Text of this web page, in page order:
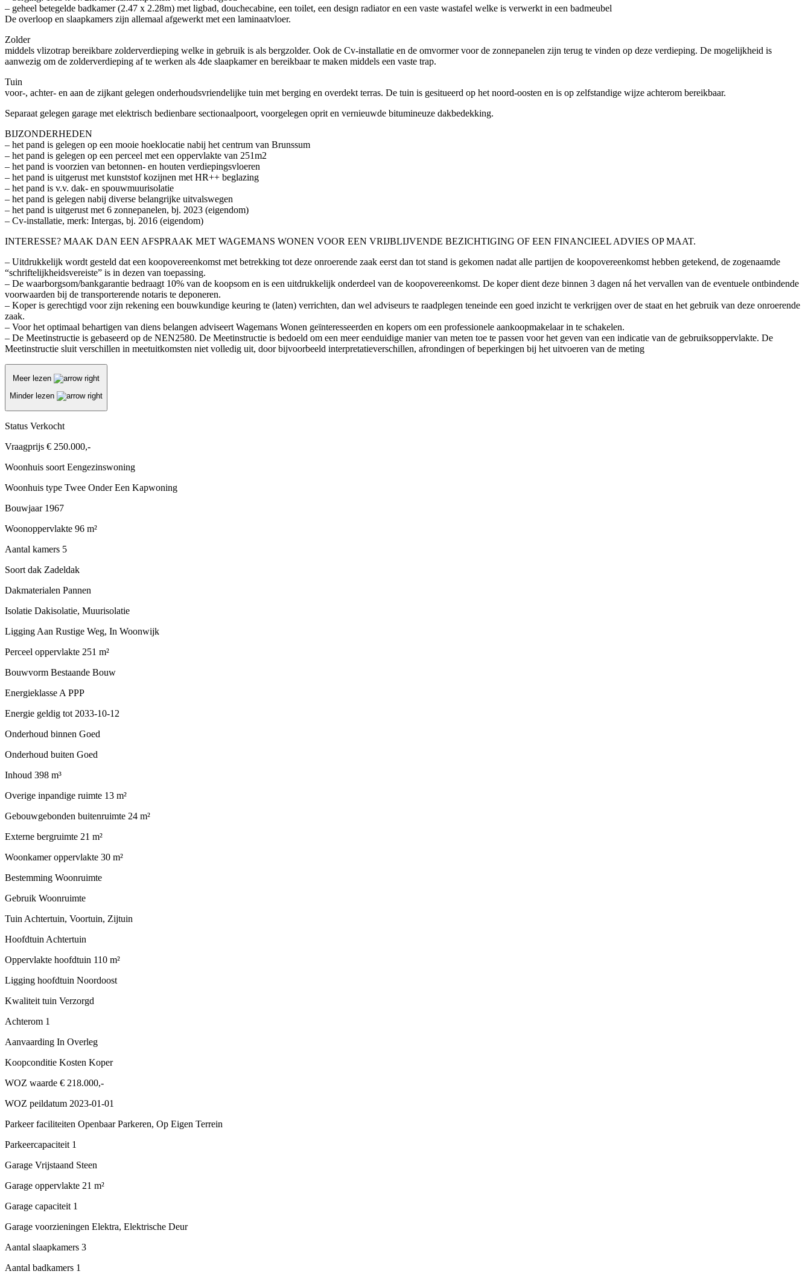
– geheel betegelde badkamer (2.47 x 2.28m) met ligbad, douchecabine, een toilet, een design radiator en een vaste wastafel welke is verwerkt in een badmeubel
De overloop en slaapkamers zijn allemaal afgewerkt met een laminaatvloer.
Zolder
middels vlizotrap bereikbare zolderverdieping welke in gebruik is als bergzolder. Ook de Cv-installatie en de omvormer voor de zonnepanelen zijn terug te vinden op deze verdieping. De mogelijkheid is
aanwezig om de zolderverdieping af te werken als 4de slaapkamer en bereikbaar te maken middels een vaste trap.
Tuin
voor-, achter- en aan de zijkant gelegen onderhoudsvriendelijke tuin met berging en overdekt terras. De tuin is gesitueerd op het noord-oosten en is op zelfstandige wijze achterom bereikbaar.
Separaat gelegen garage met elektrisch bedienbare sectionaalpoort, voorgelegen oprit en vernieuwde bitumineuze dakbedekking.
BIJZONDERHEDEN
– het pand is gelegen op een mooie hoeklocatie nabij het centrum van Brunssum
– het pand is gelegen op een perceel met een oppervlakte van 251m2
– het pand is voorzien van betonnen- en houten verdiepingsvloeren
– het pand is uitgerust met kunststof kozijnen met HR++ beglazing
– het pand is v.v. dak- en spouwmuurisolatie
– het pand is gelegen nabij diverse belangrijke uitvalswegen
– het pand is uitgerust met 6 zonnepanelen, bj. 2023 (eigendom)
– Cv-installatie, merk: Intergas, bj. 2016 (eigendom)
INTERESSE? MAAK DAN EEN AFSPRAAK MET WAGEMANS WONEN VOOR EEN VRIJBLIJVENDE BEZICHTIGING OF EEN FINANCIEEL ADVIES OP MAAT.
– Uitdrukkelijk wordt gesteld dat een koopovereenkomst met betrekking tot deze onroerende zaak eerst dan tot stand is gekomen nadat alle partijen de koopovereenkomst hebben getekend, de zogenaamde
“schriftelijkheidsvereiste” is in dezen van toepassing.
– De waarborgsom/bankgarantie bedraagt 10% van de koopsom en is een uitdrukkelijk onderdeel van de koopovereenkomst. De koper dient deze binnen 3 dagen ná het vervallen van de eventuele ontbindende
voorwaarden bij de transporterende notaris te deponeren.
– Koper is gerechtigd voor zijn rekening een bouwkundige keuring te (laten) verrichten, dan wel adviseurs te raadplegen teneinde een goed inzicht te verkrijgen over de staat en het gebruik van deze onroerende
zaak.
– Voor het optimaal behartigen van diens belangen adviseert Wagemans Wonen geïnteresseerden en kopers om een professionele aankoopmakelaar in te schakelen.
– De Meetinstructie is gebaseerd op de NEN2580. De Meetinstructie is bedoeld om een meer eenduidige manier van meten toe te passen voor het geven van een indicatie van de gebruiksoppervlakte. De
Meetinstructie sluit verschillen in meetuitkomsten niet volledig uit, door bijvoorbeeld interpretatieverschillen, afrondingen of beperkingen bij het uitvoeren van de meting
Meer lezen
Minder lezen
Status Verkocht
Vraagprijs € 250.000,-
Woonhuis soort Eengezinswoning
Woonhuis type Twee Onder Een Kapwoning
Bouwjaar 1967
Woonoppervlakte 96 m²
Aantal kamers 5
Soort dak Zadeldak
Dakmaterialen Pannen
Isolatie Dakisolatie, Muurisolatie
Ligging Aan Rustige Weg, In Woonwijk
Perceel oppervlakte 251 m²
Bouwvorm Bestaande Bouw
Energieklasse A PPP
Energie geldig tot 2033-10-12
Onderhoud binnen Goed
Onderhoud buiten Goed
Inhoud 398 m³
Overige inpandige ruimte 13 m²
Gebouwgebonden buitenruimte 24 m²
Externe bergruimte 21 m²
Woonkamer oppervlakte 30 m²
Bestemming Woonruimte
Gebruik Woonruimte
Tuin Achtertuin, Voortuin, Zijtuin
Hoofdtuin Achtertuin
Oppervlakte hoofdtuin 110 m²
Ligging hoofdtuin Noordoost
Kwaliteit tuin Verzorgd
Achterom 1
Aanvaarding In Overleg
Koopconditie Kosten Koper
WOZ waarde € 218.000,-
WOZ peildatum 2023-01-01
Parkeer faciliteiten Openbaar Parkeren, Op Eigen Terrein
Parkeercapaciteit 1
Garage Vrijstaand Steen
Garage oppervlakte 21 m²
Garage capaciteit 1
Garage voorzieningen Elektra, Elektrische Deur
Aantal slaapkamers 3
Aantal badkamers 1